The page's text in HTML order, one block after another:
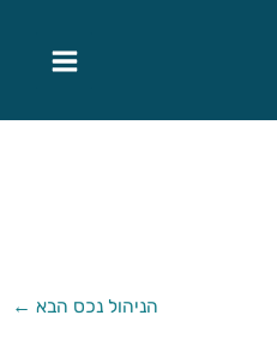
הניהול נכס הבא ←